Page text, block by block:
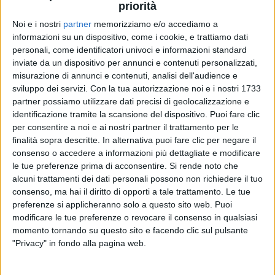
priorità
Noi e i nostri partner memorizziamo e/o accediamo a
informazioni su un dispositivo, come i cookie, e trattiamo dati
personali, come identificatori univoci e informazioni standard
inviate da un dispositivo per annunci e contenuti personalizzati,
misurazione di annunci e contenuti, analisi dell'audience e
sviluppo dei servizi. Con la tua autorizzazione noi e i nostri 1733
partner possiamo utilizzare dati precisi di geolocalizzazione e
identificazione tramite la scansione del dispositivo. Puoi fare clic
per consentire a noi e ai nostri partner il trattamento per le
finalità sopra descritte. In alternativa puoi fare clic per negare il
consenso o accedere a informazioni più dettagliate e modificare
le tue preferenze prima di acconsentire. Si rende noto che
alcuni trattamenti dei dati personali possono non richiedere il tuo
consenso, ma hai il diritto di opporti a tale trattamento. Le tue
preferenze si applicheranno solo a questo sito web. Puoi
modificare le tue preferenze o revocare il consenso in qualsiasi
momento tornando su questo sito e facendo clic sul pulsante
"Privacy" in fondo alla pagina web.
Marra domina così la classifiche FIMI, dopo aver
svettato anche nella graduatoria EarOne dei brani
più trasmessi dalle radio con “ Crazy love”.